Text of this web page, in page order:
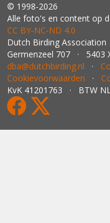
© 1998-2026
Alle foto's en content op
CC BY‑NC‑ND 4.0
Dutch Birding Association
Germenzeel 707 · 5403
dba@dutchbirding.nl ·
Cookievoorwaarden ·
KvK 41201763 · BTW